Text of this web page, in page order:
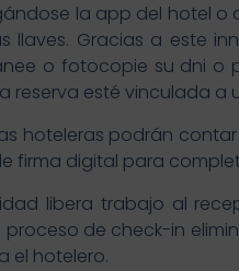
la app del hotel
llaves. Gracias a este
o fotocopie su dni
reserva esté vinculada
hoteleras podrán
firma digital para
libera trabajo al
de check-in
el hotelero.